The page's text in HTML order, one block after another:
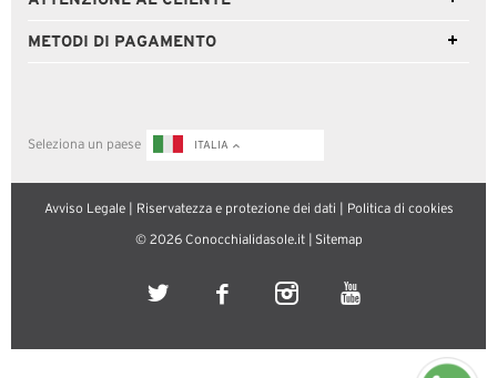
METODI DI PAGAMENTO
Seleziona un paese ITALIA
Avviso Legale| Riservatezza e protezione dei dati Politica di cookies
© 2026 Conocchialidasole.it | Sitemap